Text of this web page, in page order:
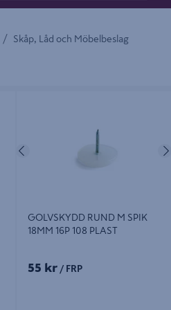
Skåp, Låd och Möbelbeslag
GOLVSKYDD RUND M SPIK
18MM 16P 108 PLAST
55 kr / FRP